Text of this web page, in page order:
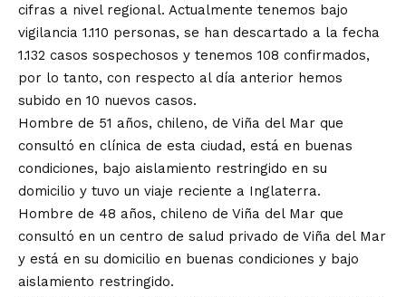
cifras a nivel regional. Actualmente tenemos bajo
vigilancia 1.110 personas, se han descartado a la fecha
1.132 casos sospechosos y tenemos 108 confirmados,
por lo tanto, con respecto al día anterior hemos
subido en 10 nuevos casos.
Hombre de 51 años, chileno, de Viña del Mar que
consultó en clínica de esta ciudad, está en buenas
condiciones, bajo aislamiento restringido en su
domicilio y tuvo un viaje reciente a Inglaterra.
Hombre de 48 años, chileno de Viña del Mar que
consultó en un centro de salud privado de Viña del Mar
y está en su domicilio en buenas condiciones y bajo
aislamiento restringido.